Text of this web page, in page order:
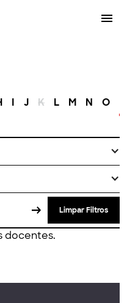
I J K L M N O
Limpar Filtros
docentes.